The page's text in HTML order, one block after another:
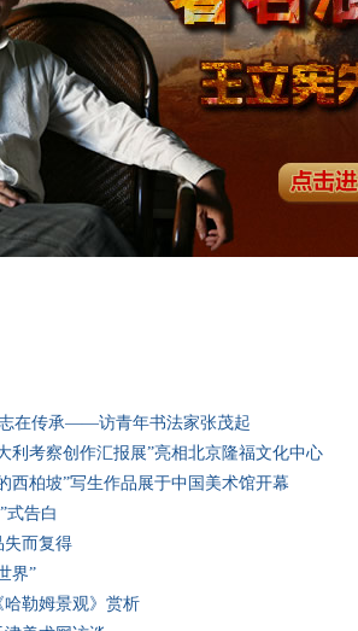
在传承——访青年书法家张茂起
考察创作汇报展”亮相北京隆福文化中心
西柏坡”写生作品展于中国美术馆开幕
式告白
失而复得
界”
勒姆景观》赏析